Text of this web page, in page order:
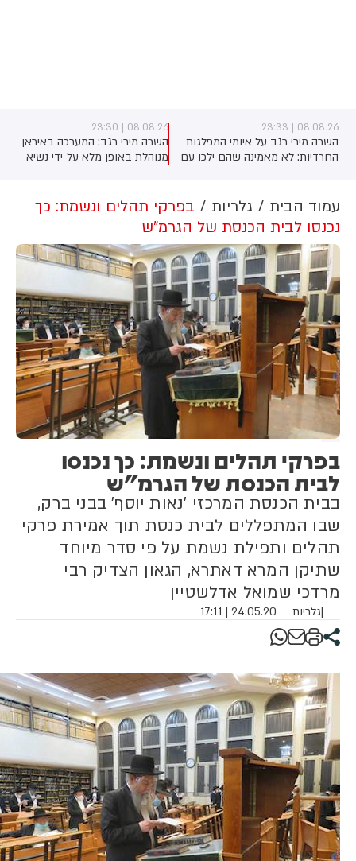
08.08.26 | 23:33
השרה מירי רגב על איומי המפלגות
החרדיות: לא מאמינה שהם ילכו עם
שהם צריכים להתגייס". על יאיר גולן
אמרה השרה: "הוא עומד בראש
מפלגה תומכת טרור". לסיום פנתה
לגלעד ארדן: "אל תבזבז קולות של
הימין"
08.08.26 | 23:30
השרה מירי רגב: המערכה באיראן
מנוהלת באופן מלא על-ידי נשיא
איראן תתקוף את ישראל - אנחנו
לא מחוייבים לשום הסכם
עמוד הבית גלריות
בפרקי תהלים ונשמת: כך
נכנסו לבית הכנסת של הגרמ"ש
בפרקי תהלים ונשמת: כך נכנסו
לבית הכנסת של הגרמ"ש
בבית הכנסת המרכזי 'נאות יוסף' בבני ברק,
שבו המתפללים לבית כנסת תוך אמירת פרקי
תהלים ותפילת נשמת על פי סדר מיוחד
שתיקן המרא דאתרא, הגאון הצדיק רבי
מרדכי שמואל אדלשטיין
|גלריות 24.05.20 | 17:11